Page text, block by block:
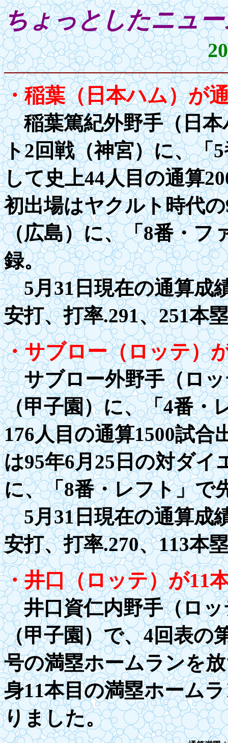
ちょっとしたニ
・稲葉（日本ハム）が
稲葉篤紀外野手（日本
ト2回戦（神宮）に、「
して史上44人目の通算
初出場はヤクルト時代の
（広島）に、「8番・フ
録。
5月31日現在の通算成
安打、打率.291、251本
・サブロー（ロッテ）
サブロー外野手（ロッ
（甲子園）に、「4番・
176人目の通算1500試合
は95年6月25日の対ダイ
に、「8番・レフト」で
5月31日現在の通算成
安打、打率.270、113本
・井口（ロッテ）が11
井口資仁内野手（ロッ
（甲子園）で、4回表の
号の満塁ホームランを
身11本目の満塁ホーム
りました。